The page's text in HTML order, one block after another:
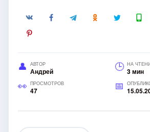
АВТОР
Андрей
НА
3 мин
ПРОСМОТРОВ
47